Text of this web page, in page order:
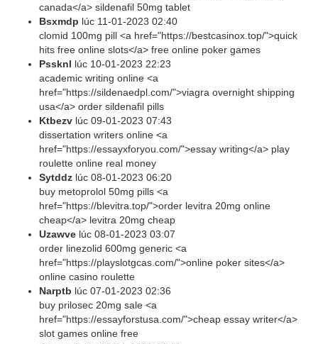
canada</a> sildenafil 50mg tablet
Bsxmdp lúc 11-01-2023 02:40
clomid 100mg pill <a href="https://bestcasinox.top/">quick
hits free online slots</a> free online poker games
Pssknl lúc 10-01-2023 22:23
academic writing online <a
href="https://sildenaedpl.com/">viagra overnight shipping
usa</a> order sildenafil pills
Ktbezv lúc 09-01-2023 07:43
dissertation writers online <a
href="https://essayxforyou.com/">essay writing</a> play
roulette online real money
Sytddz lúc 08-01-2023 06:20
buy metoprolol 50mg pills <a
href="https://blevitra.top/">order levitra 20mg online
cheap</a> levitra 20mg cheap
Uzawve lúc 08-01-2023 03:07
order linezolid 600mg generic <a
href="https://playslotgcas.com/">online poker sites</a>
online casino roulette
Narptb lúc 07-01-2023 02:36
buy prilosec 20mg sale <a
href="https://essayforstusa.com/">cheap essay writer</a>
slot games online free